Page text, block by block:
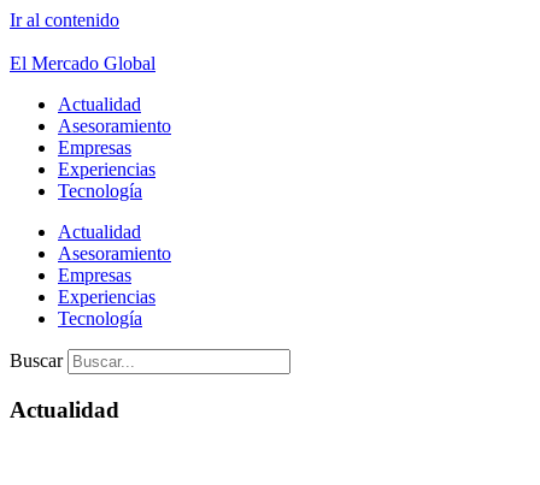
Ir al contenido
El Mercado Global
Actualidad
Asesoramiento
Empresas
Experiencias
Tecnología
Actualidad
Asesoramiento
Empresas
Experiencias
Tecnología
Buscar
Actualidad